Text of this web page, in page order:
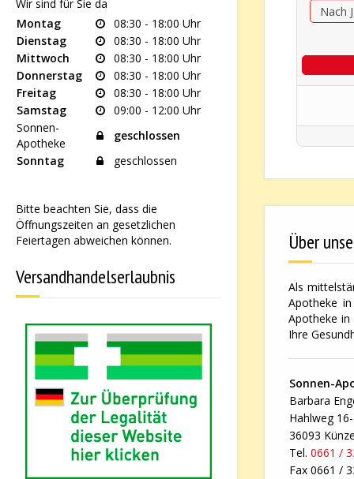
Wir sind für Sie da
Montag
08:30 - 18:00 Uhr
Dienstag
08:30 - 18:00 Uhr
Mittwoch
08:30 - 18:00 Uhr
Donnerstag
08:30 - 18:00 Uhr
Freitag
08:30 - 18:00 Uhr
Samstag
09:00 - 12:00 Uhr
Sonnen-
Apotheke
geschlossen
Sonntag
geschlossen
Bitte beachten Sie, dass die
Öffnungszeiten an gesetzlichen
Feiertagen abweichen können.
Versandhandelserlaubnis
Nach
Über
Als
Apotheke
Apotheke in
Ihre
Sonnen-
Barbara
Hahlweg
36093
Tel. 0661 /
Fax 0661 /